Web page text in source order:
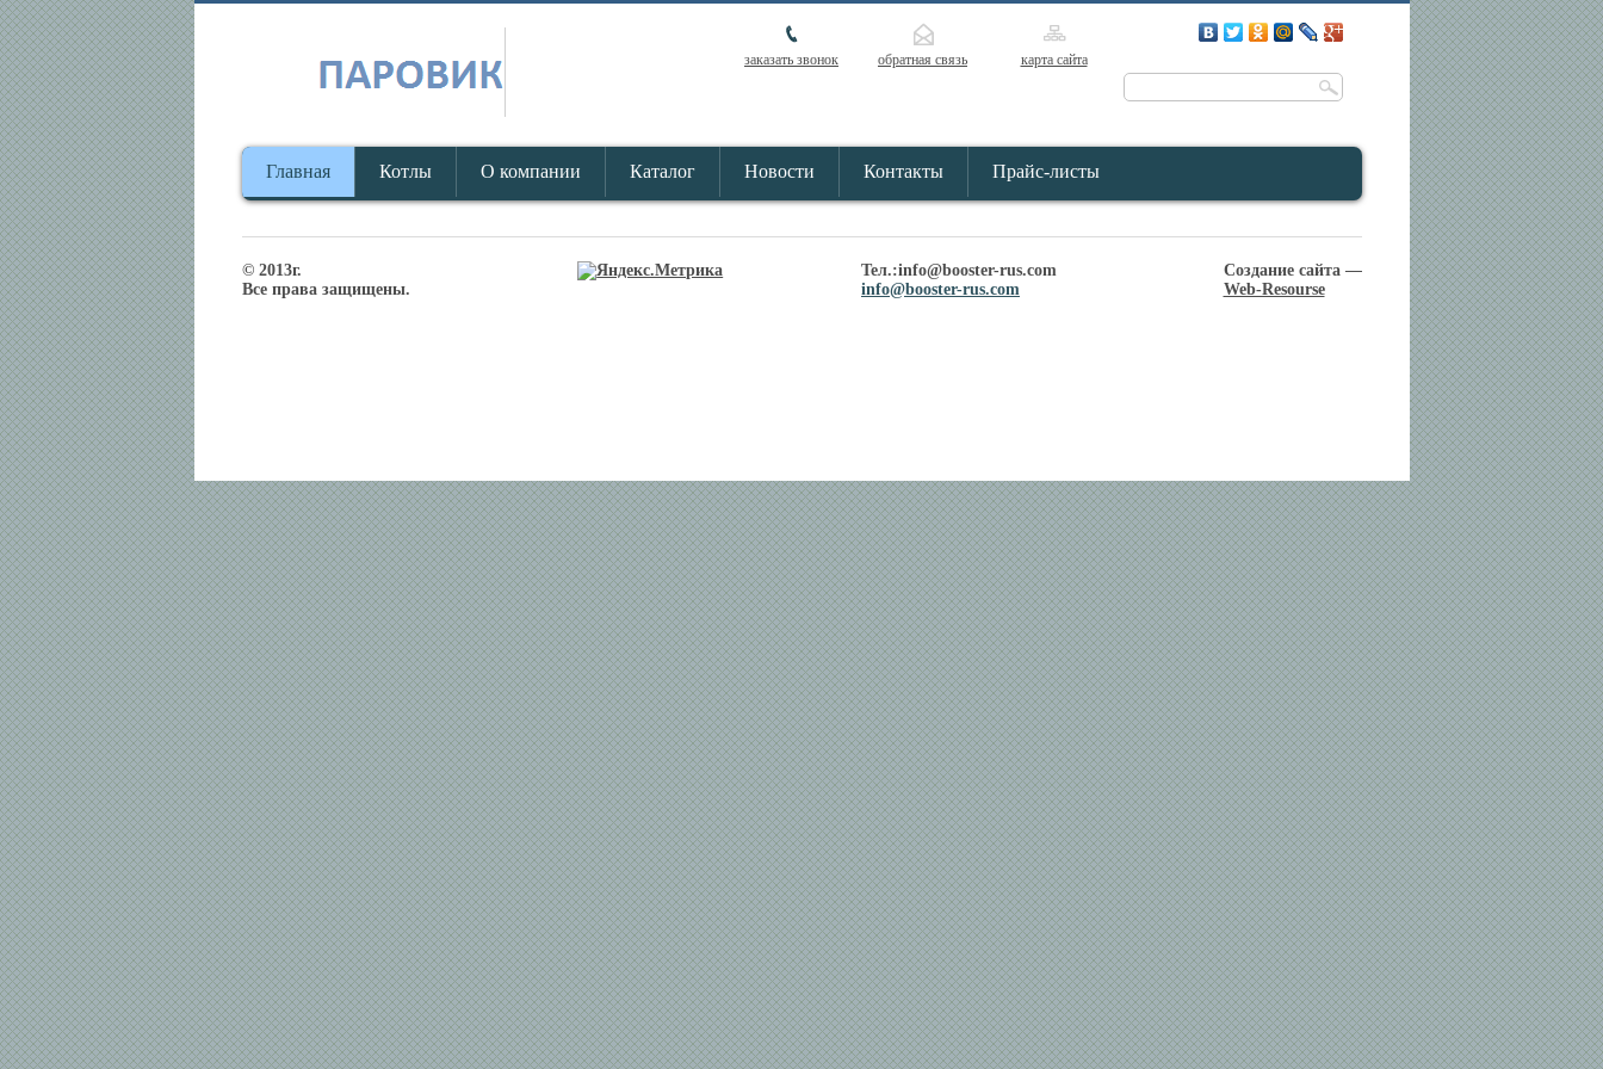
заказать звонок обратная связь карта сайта
Главная Котлы О компании Каталог Новости Контакты Прайс-листы
© 2013г.
Все права защищены.
Тел.:info@booster-rus.com
info@booster-rus.com
Создание сайта —
Web-Resourse